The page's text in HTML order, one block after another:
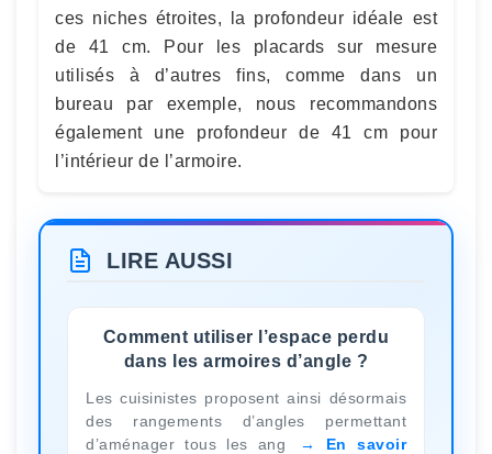
ces niches étroites, la profondeur idéale est
de 41 cm. Pour les placards sur mesure
utilisés à d’autres fins, comme dans un
bureau par exemple, nous recommandons
également une profondeur de 41 cm pour
l’intérieur de l’armoire.
LIRE AUSSI
Comment utiliser l’espace perdu
dans les armoires d’angle ?
Les cuisinistes proposent ainsi désormais
des rangements d’angles permettant
d’aménager tous les ang
En savoir